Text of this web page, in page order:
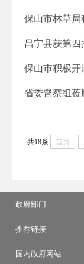
共18条 首页
政府部门
推荐链接
国内政府网站